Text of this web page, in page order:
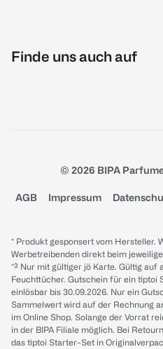
Finde uns auch auf
© 2026 BIPA
AGB Impressum
* Produkt gesponsert vom Hersteller.
Werbetreibenden direkt beim
*³ Nur mit gültiger jö Karte. Gültig auf
Feuchttücher. Gutschein für ein tiptoi
einlösbar bis 30.09.2026. Nur ein
Sammelwert wird auf der Rechnung
im Online Shop. Solange der Vorrat
in der BIPA Filiale möglich. Bei
das tiptoi Starter-Set in